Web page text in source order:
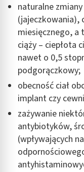
naturalne
(jajeczkowania),
miesięcznego, a
ciąży – ciepłota
nawet o 0,5
podgorączkowy;
obecność ciał
implant czy
zażywanie
antybiotyków,
(wpływających